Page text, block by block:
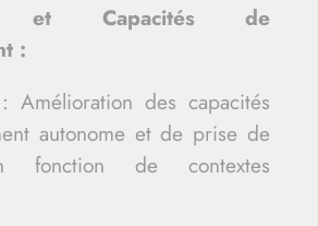
et Capacités de
:
Amélioration des capacités
autonome et de prise de
fonction de contextes